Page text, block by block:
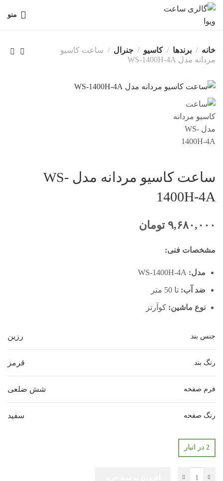
منو
خانه برندها کاسیو جنرال
ساعت کاسیو
مردانه مدل WS-1400H-4A
ساعت کاسیو مردانه مدل WS-
1400H-4A
۹,۶۸۰,۰۰۰ تومان
مشخصات فنی:
مدل:
ضد آب: تا 50 متر
نوع ماشین: کوآرتز
جنس بند رزین
رنگ بند قرمز
فرم صفحه شش ضلعی
رنگ صفحه سفید
2 در انبار